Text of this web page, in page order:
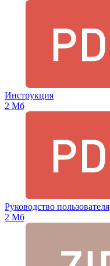
Инструкция
2 Мб
Руководство пользователя
2 Мб